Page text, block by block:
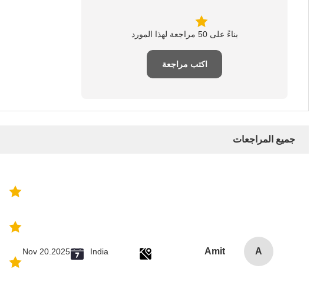
بناءً على 50 مراجعة لهذا المورد
اكتب مراجعة
جميع المراجعات
A
Amit
India
Nov 20.2025